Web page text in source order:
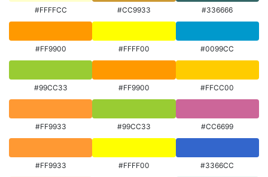
#FFFFCC #CC9933 #336666
#FF9900 #FFFF00 #0099CC
#99CC33 #FF9900 #FFCC00
#FF9933 #99CC33 #CC6699
#FF9933 #FFFF00 #3366CC